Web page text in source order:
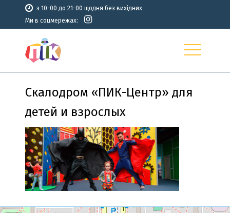
з 10-00 до 21-00 щодня без вихідних
Ми в соцмережах:
Скалодром «ПИК-Центр» для
детей и взрослых